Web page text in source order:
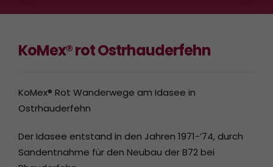
KoMex® rot Ostrhauderfehn
KoMex® Rot Wanderwege am Idasee in
Ostrhauderfehn
Der Idasee entstand in den Jahren 1971-’74, durch
Sandentnahme für den Neubau der B72 bei